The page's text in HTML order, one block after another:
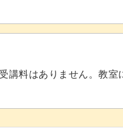
講料はありません。教室